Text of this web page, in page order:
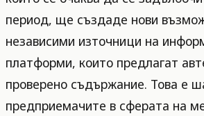
период, ще създаде нови
независими източници на
платформи, които предлагат
проверено съдържание. Това е
предприемачите в сферата на